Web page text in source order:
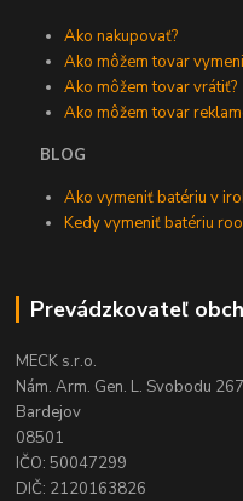
Ako nakupovať?
Ako môžem tovar
Ako môžem tovar vrátiť?
Ako môžem tovar
BLOG
Ako vymeniť batériu v
Kedy vymeniť batériu
Prevádzkovateľ
MECK s.r.o.
Nám. Arm. Gen. L. Svobodu
Bardejov
08501
IČO: 50047299
DIČ: 2120163826